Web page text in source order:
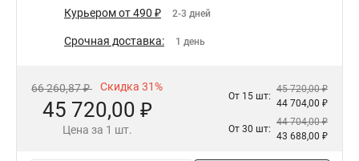
Курьером от 490 ₽ 2-3 дней
Срочная доставка: 1 день
66 260,87 ₽ Скидка 31%
45 720,00 ₽
Цена за 1 шт.
От 15 шт:
45 720,00 ₽
44 704,00 ₽
От 30 шт:
44 704,00 ₽
43 688,00 ₽